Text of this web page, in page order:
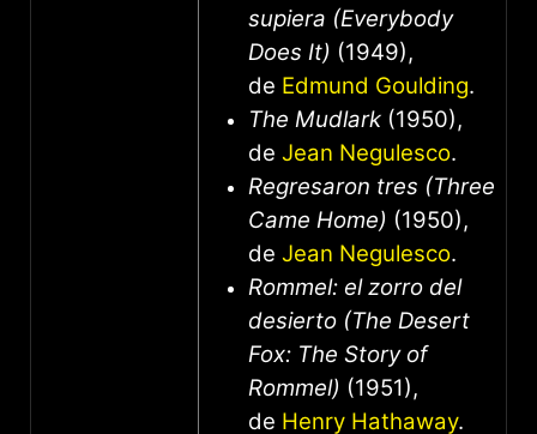
supiera (Everybody
Does It) (1949),
de Edmund Goulding.
The Mudlark (1950),
de Jean Negulesco.
Regresaron tres (Three
Came Home) (1950),
de Jean Negulesco.
Rommel: el zorro del
desierto (The Desert
Fox: The Story of
Rommel) (1951),
de Henry Hathaway.